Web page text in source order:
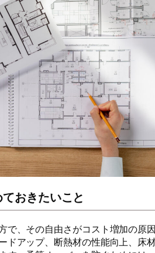
おきたいこと
で、その自由さがコスト増加の原
ドアップ、断熱材の性能向上、床